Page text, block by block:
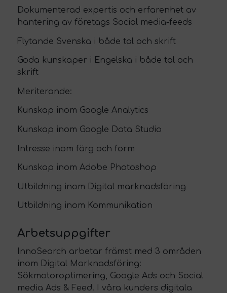
Dokumenterad expertis och erfarenhet av
hantering av företags Social media-feeds
Flytande Svenska i både tal och skrift
Goda kunskaper i Engelska i både tal och
skrift
Meriterande:
Kunskap inom Google Analytics
Kunskap inom Google Data Studio
Intresse inom färg och form
Kunskap inom Adobe Photoshop
Utbildning inom Digital marknadsföring
Utbildning inom Kommunikation
Arbetsuppgifter
InnoSearch arbetar främst med 3 områden
inom Digital Marknadsföring:
Sökmotoroptimering, Google Ads och Social
media Ads & Feed. I våra kunders digitala